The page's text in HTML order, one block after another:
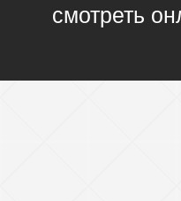
смотреть